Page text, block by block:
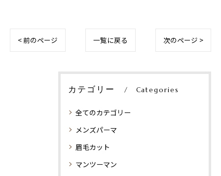
< 前のページ 一覧に戻る 次のページ >
カテゴリー Categories
全てのカテゴリー
メンズパーマ
眉毛カット
マンツーマン